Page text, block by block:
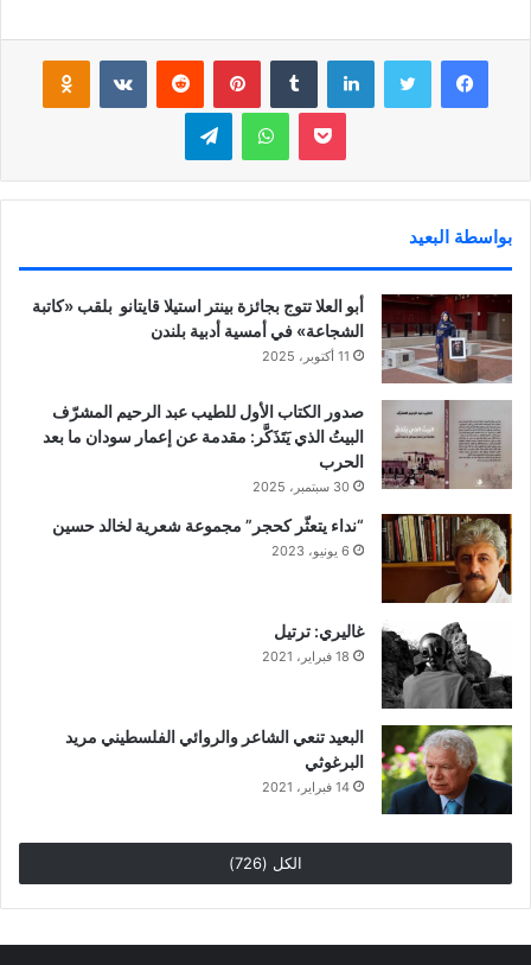
فيسبوك لينكدإن بينتيريست
بوكيت واتساب تيلقرام
بواسطة البعيد
أبو العلا تتوج بجائزة بينتر استيلا قايتانو بلقب «كاتبة
الشجاعة» في أمسية أدبية بلندن
11 أكتوبر، 2025
صدور الكتاب الأول للطيب عبد الرحيم المشرّف
البيتُ الذي يَتَذَكَّر: مقدمة عن إعمار سودان ما بعد
الحرب
30 سبتمبر، 2025
“نداء يتعثّر كحجر” مجموعة شعرية لخالد حسين
6 يونيو، 2023
غاليري: ترتيل
18 فبراير، 2021
البعيد تنعي الشاعر والروائي الفلسطيني مريد
البرغوثي
14 فبراير، 2021
الكل (726)